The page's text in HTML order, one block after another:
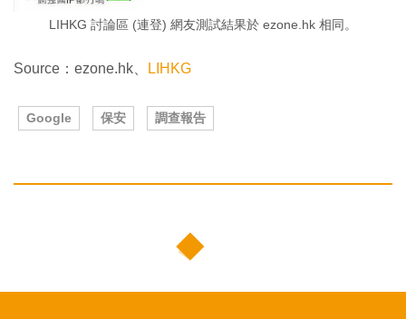
LIHKG 討論區 (連登) 網友測試結果於 ezone.hk 相同。
Source：ezone.hk、 LIHKG
Google 保安 調查報告